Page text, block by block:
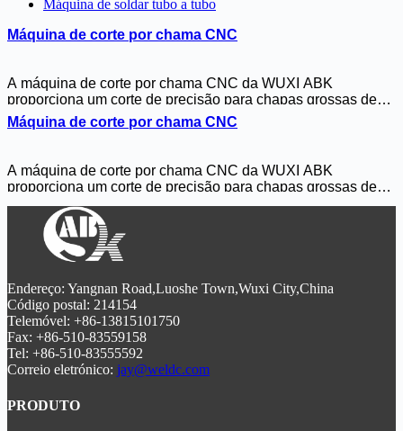
Máquina de soldar tubo a tubo
Máquina de corte por chama CNC
A máquina de corte por chama CNC da WUXI ABK
proporciona um corte de precisão para chapas grossas de
aço-carbono até 300 mm. Com um controlo avançado de gás
e um desempenho estável, assegura cortes limpos com o
de fácil utilização tornam-na ideal para aplicações industriais
pesadas, como a construção naval e a construção civil.
Máquina de corte por chama CNC
A máquina de corte por chama CNC da WUXI ABK
proporciona um corte de precisão para chapas grossas de
aço-carbono até 300 mm. Com um controlo avançado de gás
e um desempenho estável, assegura cortes limpos com o
mínimo de escória. A construção robusta e o sistema CNC
de fácil utilização tornam-na ideal para aplicações industriais
Endereço: Yangnan Road,Luoshe Town,Wuxi City,China
Código postal: 214154
Telemóvel: +86-13815101750
Fax: +86-510-83559158
Tel: +86-510-83555592
Correio eletrónico: jay@weldc.com
PRODUTO